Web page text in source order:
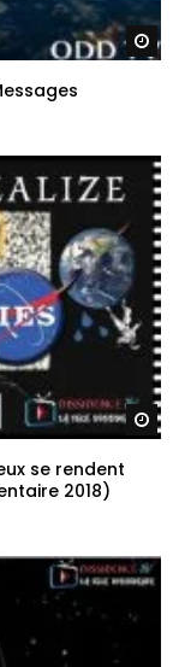
se rendent
2018)